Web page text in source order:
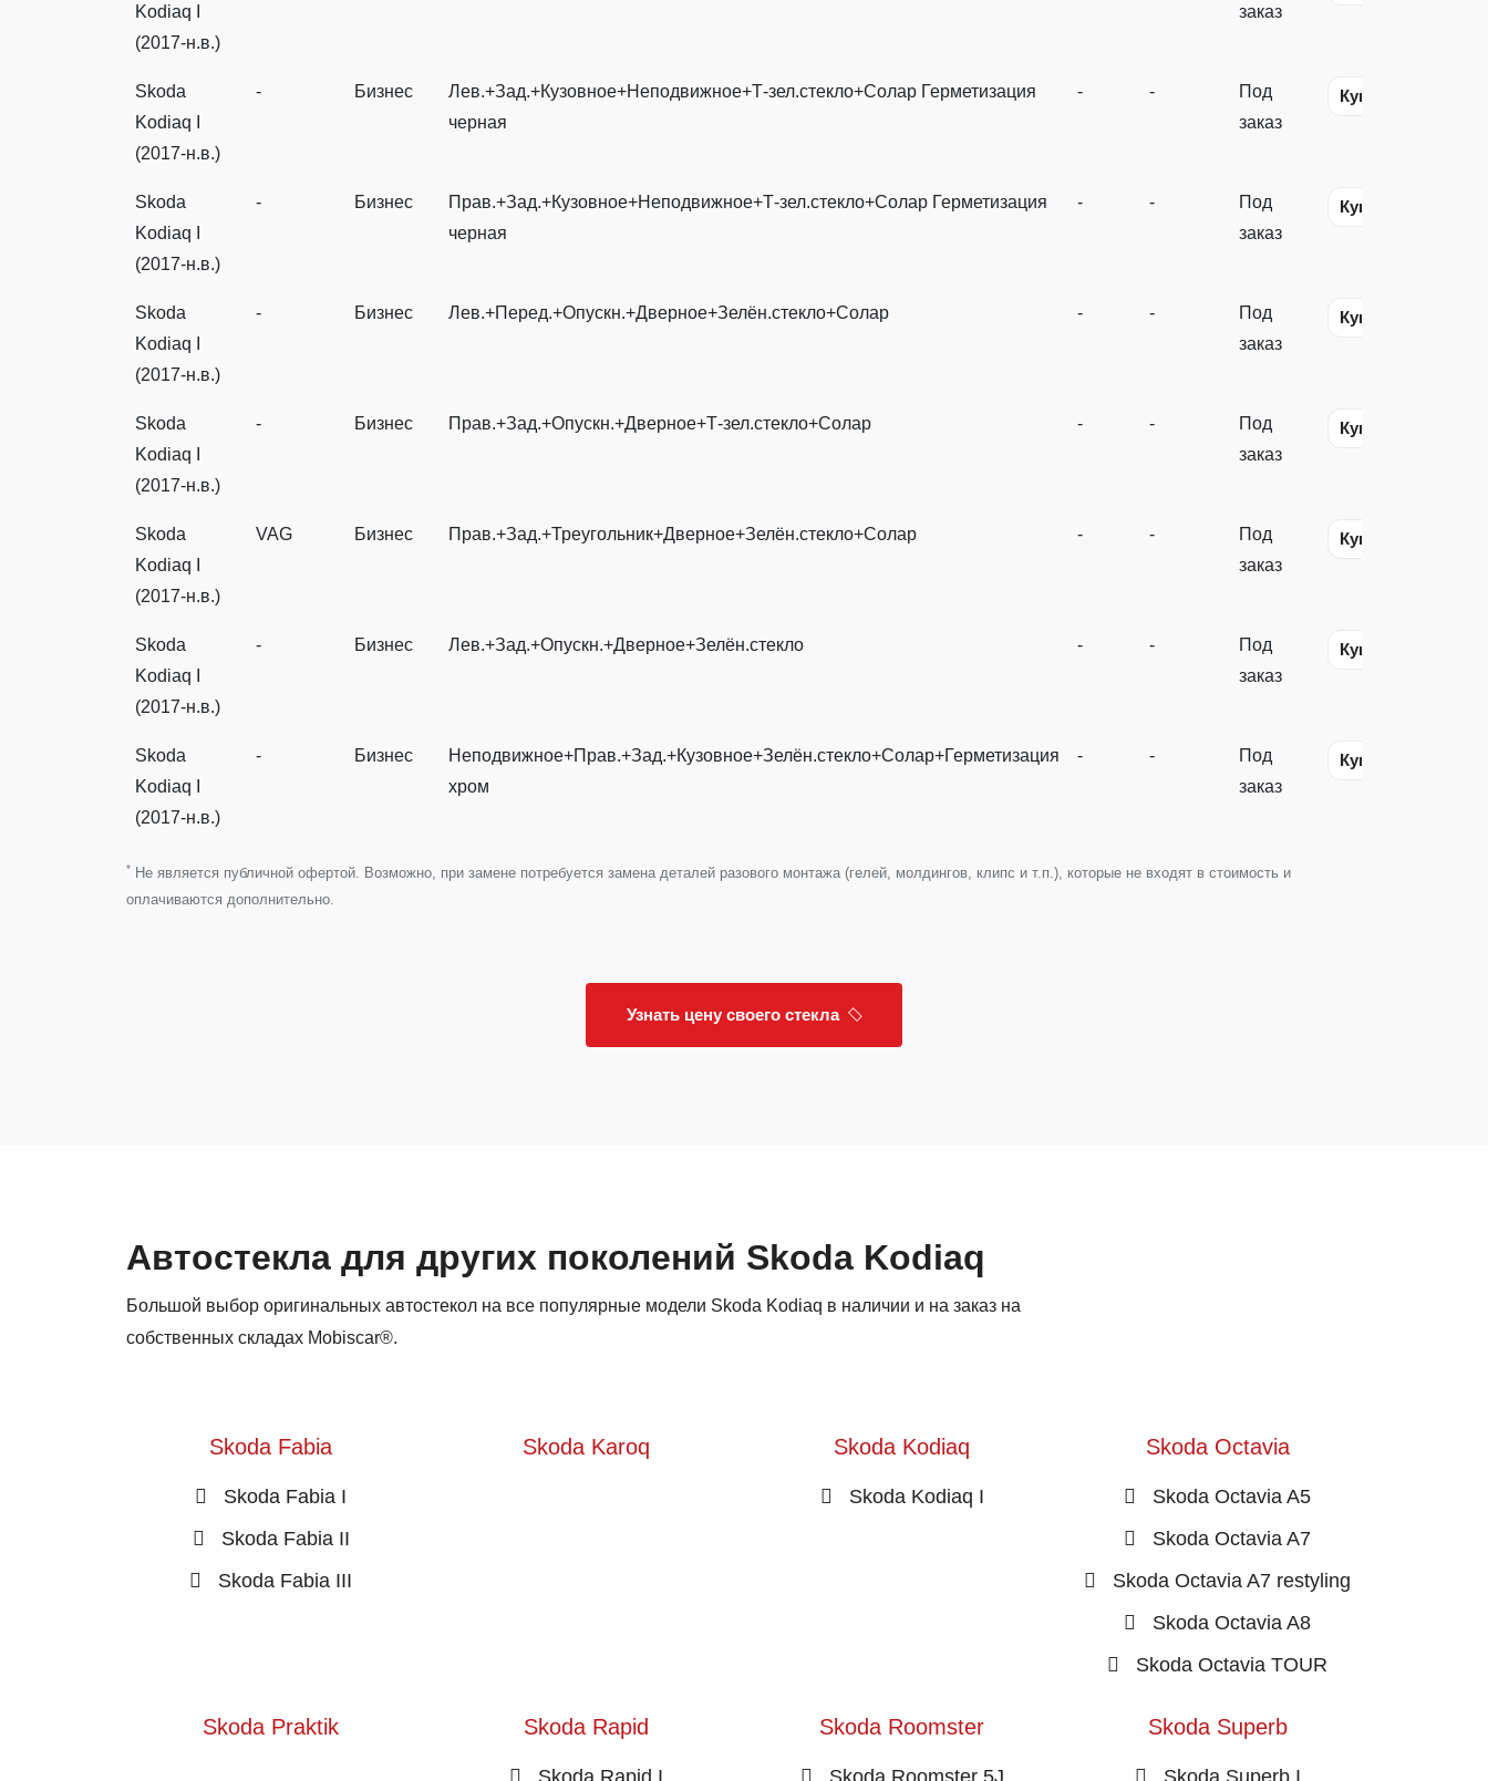
Kodiaq I
(2017-н.в.)
заказ
Skoda
Kodiaq I
(2017-н.в.)
- Бизнес
Лев.+Зад.+Кузовное+Неподвижное+Т-зел.стекло+Солар Герметизация
черная
- -
Под
заказ
Купить
Skoda
Kodiaq I
(2017-н.в.)
- Бизнес
Прав.+Зад.+Кузовное+Неподвижное+Т-зел.стекло+Солар Герметизация
черная
- -
Под
заказ
Купить
Skoda
Kodiaq I
(2017-н.в.)
- Бизнес Лев.+Перед.+Опускн.+Дверное+Зелён.стекло+Солар - -
Под
заказ
Купить
Skoda
Kodiaq I
(2017-н.в.)
- Бизнес Прав.+Зад.+Опускн.+Дверное+Т-зел.стекло+Солар - -
Под
заказ
Купить
Skoda
Kodiaq I
(2017-н.в.)
VAG Бизнес Прав.+Зад.+Треугольник+Дверное+Зелён.стекло+Солар - -
Под
заказ
Купить
Skoda
Kodiaq I
(2017-н.в.)
- Бизнес Лев.+Зад.+Опускн.+Дверное+Зелён.стекло - -
Под
заказ
Купить
Skoda
Kodiaq I
(2017-н.в.)
- Бизнес
Неподвижное+Прав.+Зад.+Кузовное+Зелён.стекло+Солар+Герметизация
хром
- -
Под
заказ
Купить
* Не является публичной офертой. Возможно, при замене потребуется замена деталей разового монтажа (гелей, молдингов, клипс и т.п.), которые не входят в стоимость и
оплачиваются дополнительно.
Узнать цену своего стекла
Автостекла для других поколений Skoda Kodiaq
Большой выбор оригинальных автостекол на все популярные модели Skoda Kodiaq в наличии и на заказ на
собственных складах Mobiscar®.
Skoda Fabia
Skoda Fabia I
Skoda Fabia II
Skoda Fabia III
Skoda Karoq Skoda Kodiaq
Skoda Kodiaq I
Skoda Octavia
Skoda Octavia A5
Skoda Octavia A7
Skoda Octavia A7 restyling
Skoda Octavia A8
Skoda Octavia TOUR
Skoda Praktik Skoda Rapid
Skoda Rapid I
Skoda Roomster
Skoda Roomster 5J
Skoda Superb
Skoda Superb I